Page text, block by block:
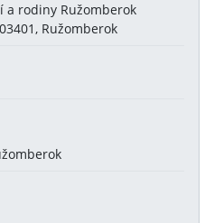
a rodiny Ružomberok
Ružomberok